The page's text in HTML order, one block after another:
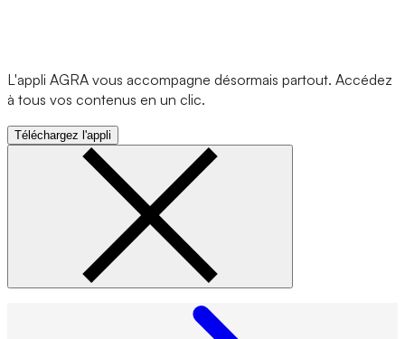
L'appli AGRA vous accompagne désormais partout. Accédez
à tous vos contenus en un clic.
Téléchargez l'appli